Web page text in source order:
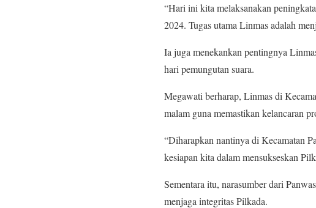
“Hari ini kita melaksanakan
2024. Tugas utama Linmas adalah
Ia juga menekankan pentingnya
hari pemungutan suara.
Megawati berharap, Linmas di
malam guna memastikan kelancaran
“Diharapkan nantinya di Kecamatan
kesiapan kita dalam mensukseskan
Sementara itu, narasumber dari
menjaga integritas Pilkada.